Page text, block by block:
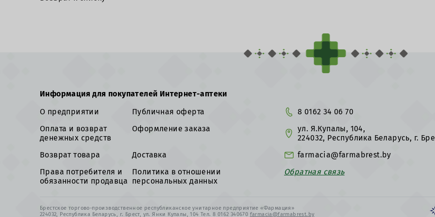
Информация для покупателей Интернет-аптеки
О предприятии
Публичная оферта
Оплата и возврат
денежных средств
Оформление заказа
Возврат товара
Доставка
Права потребителя и
обязанности продавца
Политика в отношении
персональных данных
8 0162 34 06 70
ул. Я.Купалы, 104,
224032, Республика Беларусь, г.
farmacia@farmabrest.by
Обратная связь
Брестское торгово-производственное республиканское унитарное предприятие «Фармация»
224032, Республика Беларусь, г. Брест, ул. Янки Купалы, 104 Тел. 8 0162 340670 farmacia@farmabrest.by